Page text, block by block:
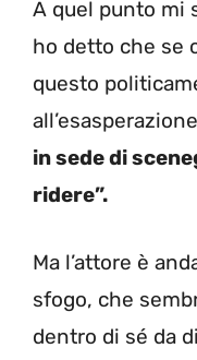
A quel punto mi
ho detto che se
questo
in sede di
ridere”.
Ma l’attore è
sfogo, che
dentro di sé da